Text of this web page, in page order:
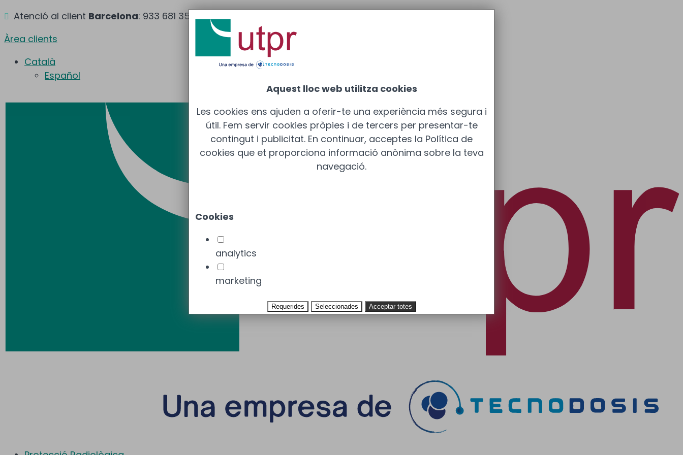
 Atenció al client Barcelona: 933 681 355 –Madrid
Àrea clients
Català
Español
Aquest lloc web utilitza cookies
Les cookies ens ajuden a oferir-te una experiència més segura i
útil. Fem servir cookies pròpies i de tercers per presentar-te
contingut i publicitat. En continuar, acceptes la Política de
cookies que et proporciona informació anònima sobre la teva
navegació.
Cookies
analytics
marketing
Requerides Seleccionades Acceptar totes